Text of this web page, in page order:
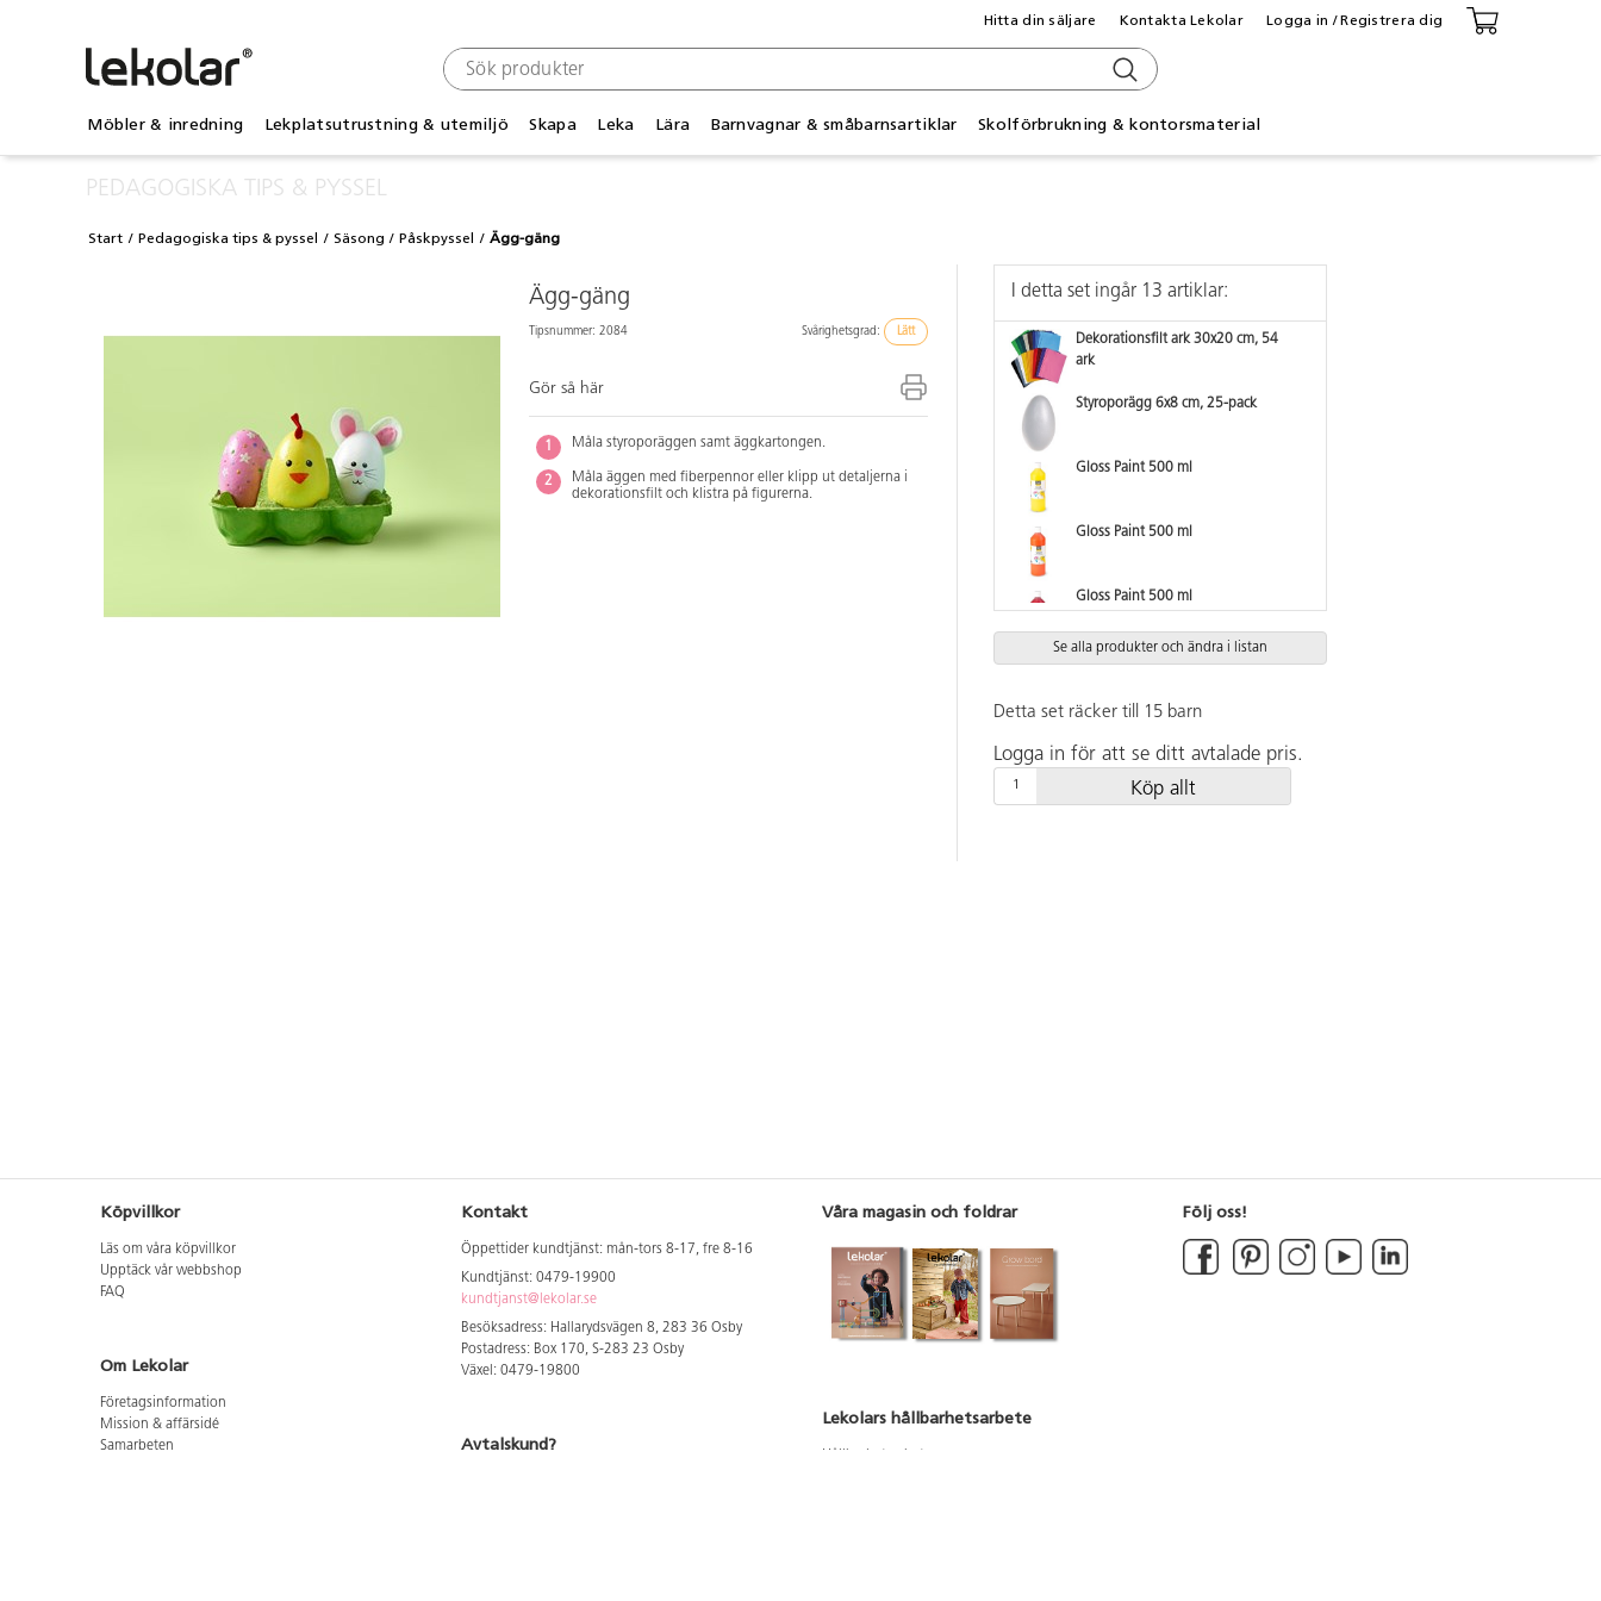
Möbler & inredning Lekplatsutrustning & utemiljö Skapa Leka Lära Barnvagnar & småbarnsartiklar Skolförbrukning & kontorsmaterial
Hitta din säljare Kontakta Lekolar Logga in / Registrera dig
PEDAGOGISKA TIPS & PYSSEL
Start Pedagogiska tips & pyssel Säsong Påskpyssel Ägg-gäng
Ägg-gäng
Tipsnummer: 2084 Svårighetsgrad: Lätt
Gör så här
Måla styroporäggen samt äggkartongen.
Måla äggen med fiberpennor eller klipp ut detaljerna i
dekorationsfilt och klistra på figurerna.
I detta set ingår 13 artiklar:
Dekorationsfilt ark 30x20 cm, 54
ark
Styroporägg 6x8 cm, 25-pack
Gloss Paint 500 ml
Gloss Paint 500 ml
Gloss Paint 500 ml
Gloss Paint 500 ml
Se alla produkter och ändra i listan
Detta set räcker till 15 barn
Logga in för att se ditt avtalade pris.
Köp allt
Köpvillkor
Läs om våra köpvillkor
Upptäck vår webbshop
FAQ
Om Lekolar
Företagsinformation
Mission & affärsidé
Samarbeten
Kontakt
Öppettider kundtjänst: mån-tors 8-17, fre 8-16
Kundtjänst: 0479-19900
kundtjanst@lekolar.se
Besöksadress: Hallarydsvägen 8, 283 36 Osby
Postadress: Box 170, S-283 23 Osby
Växel: 0479-19800
Avtalskund?
Våra magasin och foldrar
Lekolars hållbarhetsarbete
Följ oss!